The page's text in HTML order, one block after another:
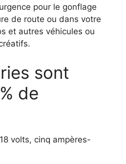
pour le gonflage
de route ou dans votre
et autres véhicules ou
sont
de
volts, cinq ampères-